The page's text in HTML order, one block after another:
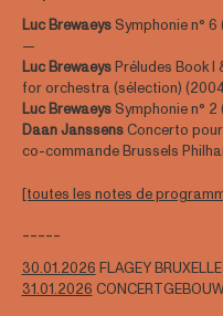
Luc BrewaeysSymphonie n° 6
—
Luc BrewaeysPréludes Book I
for orchestra (sélection)
Luc BrewaeysSymphonie n° 2
Daan JanssensConcerto
co-commande Brussels
[toutes les notes de
-----
30.01.2026 FLAGEY
31.01.2026